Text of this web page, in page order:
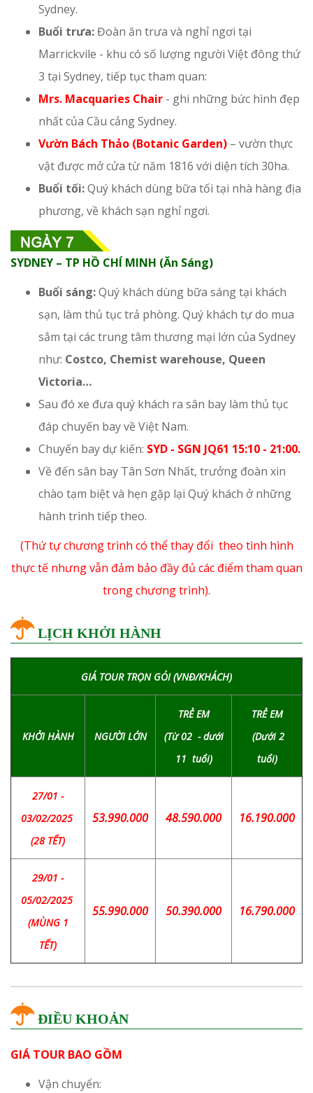
Sydney.
Buổi trưa:Đoàn ăn trưa và nghỉ ngơi tại
Marrickvile - khu có số lượng người Việt đông thứ
3 tại Sydney, tiếp tục tham quan:
Mrs. Macquaries Chair - ghi những bức hình đẹp
nhất của Cầu cảng Sydney.
Vườn Bách Thảo (Botanic Garden) – vườn thực
vật được mở cửa từ năm 1816 với diện tích 30ha.
Buổi tối:Quý khách dùng bữa tối tại nhà hàng địa
phương, về khách sạn nghỉ ngơi.
SYDNEY – TP HỒ CHÍ MINH (Ăn Sáng)
Buổi sáng:Quý khách dùng bữa sáng tại khách
sạn, làm thủ tục trả phòng. Quý khách tự do mua
sắm tại các trung tâm thương mại lớn của Sydney
như: Costco, Chemist warehouse, Queen
Victoria…
Sau đó xe đưa quý khách ra sân bay làm thủ tục
đáp chuyến bay về Việt Nam.
Chuyến bay dự kiến: SYD - SGN JQ61 15:10 - 21:00.
Về đến sân bay Tân Sơn Nhất, trưởng đoàn xin
chào tạm biệt và hẹn gặp lại Quý khách ở những
hành trình tiếp theo.
(Thứ tự chương trình có thể thay đổi theo tình hình
thực tế nhưng vẫn đảm bảo đầy đủ các điểm tham quan
trong chương trình).
LỊCH KHỞI HÀNH
GIÁ TOUR TRỌN GÓI (VNĐ/KHÁCH)
KHỞI HÀNH NGƯỜI LỚN
TRẺ EM
(Từ 02 - dưới
11 tuổi)
TRẺ EM
(Dưới 2
tuổi)
27/01 -
03/02/2025
(28 TẾT)
53.990.000 48.590.000 16.190.000
29/01 -
05/02/2025
(MÙNG 1
TẾT)
55.990.000 50.390.000 16.790.000
ĐIỀU KHOẢN
GIÁ TOUR BAO GỒM
Vận chuyển: